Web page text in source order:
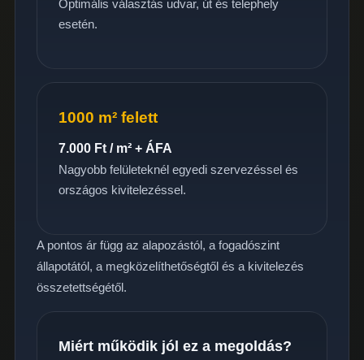
Optimális választás udvar, út és telephely
esetén.
1000 m² felett
7.000 Ft / m² + ÁFA
Nagyobb felületeknél egyedi szervezéssel és
országos kivitelezéssel.
A pontos ár függ az alapozástól, a fogadószint
állapotától, a megközelíthetőségtől és a kivitelezés
összetettségétől.
Miért működik jól ez a megoldás?